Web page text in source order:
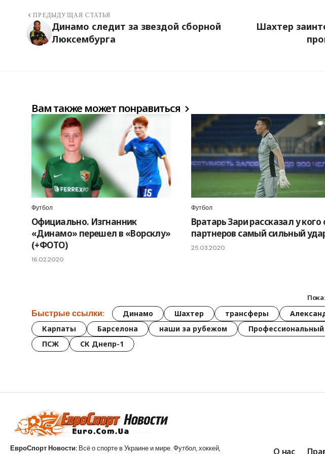
ПРЕДЫДУЩАЯ СТАТЬЯ
Динамо следит за звездой сборной
Люксембурга
Шахтер
Вам также может понравиться
Футбол
Официально. Изгнанник
«Динамо» перешел в «Ворсклу»
(+ФОТО)
16.02.2020
Футбол
Вратарь Зари рассказал у кого
партнеров самый сильный
25.03.2020
Быстрые ссылки: Динамо Шахтер трансферы
Карпаты
Барселона наши за рубежом Профессиональный
ПСЖ
СК Днепр-1
ЕвроСпорт Новости: Всё о спорте в Украине и мире. Футбол, хоккей, О нас